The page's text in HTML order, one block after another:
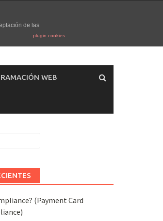
WEB
(Payment Card
de las
plugin cookies